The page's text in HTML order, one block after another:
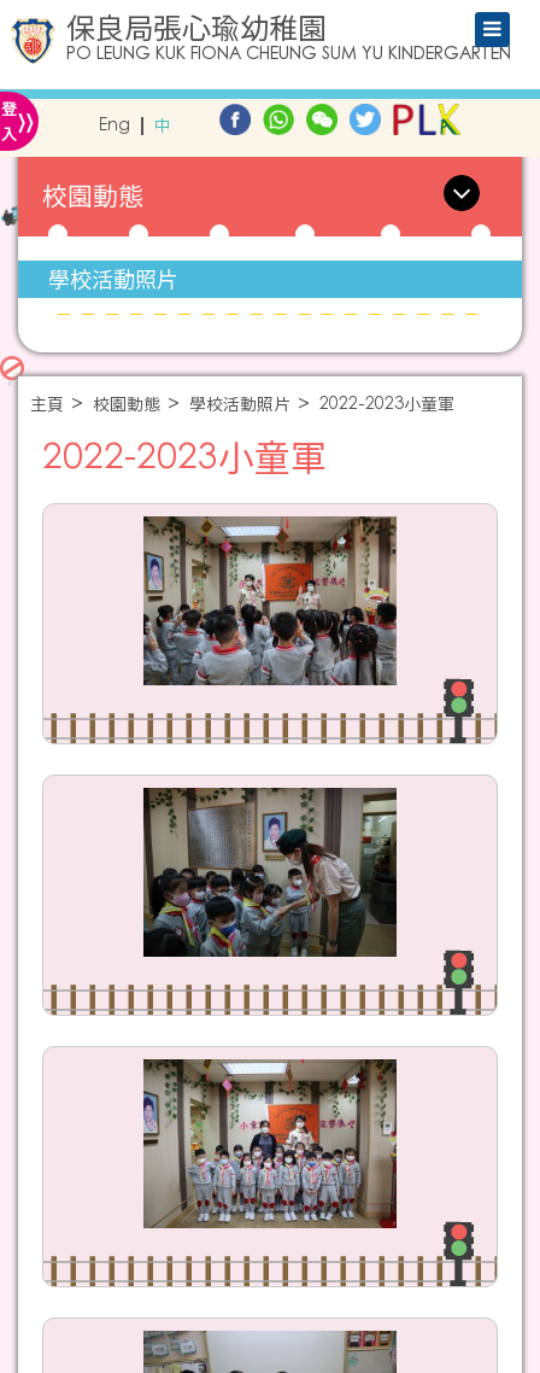
保良局張心瑜幼稚園
PO LEUNG KUK FIONA CHEUNG SUM YU KINDERGARTEN
登
入» Eng 中
校園動態
學校活動照片
主頁 校園動態 學校活動照片 2022-2023小童軍
2022-2023小童軍